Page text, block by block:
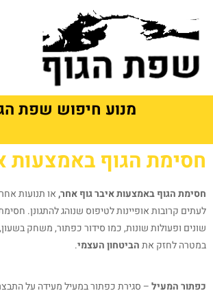
מנוע חיפוש שפת
חסימת הגוף באמצעות
חסימת הגוף באמצעות איבר גוף אחר,או תנועות
לעתים קרובות אופיינות לטיפוס שנוהג להתגונן.
שונים ופעולות שונות, כמו סידור כפתור, משחק בשעון,
במטרה לחזק אתהביטחון העצמי.
כפתור המעיל– סגירת כפתור במעיל מעידה על